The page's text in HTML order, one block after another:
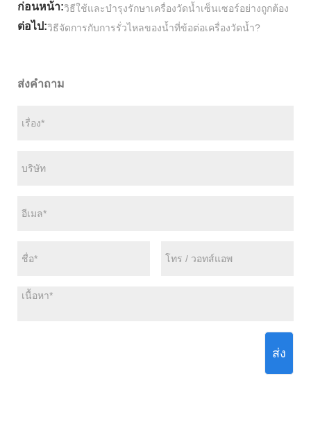
ก่อนหน้า:วิธีใช้และบำรุงรักษาเครื่องวัดน้ำเซ็นเซอร์อย่างถูกต้อง
ต่อไป:วิธีจัดการกับการรั่วไหลของน้ำที่ข้อต่อเครื่องวัดน้ำ?
ส่งคำถาม
ส่ง